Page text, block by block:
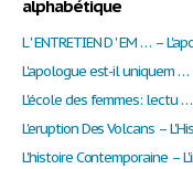
alphabétique
L ' ENTRETIEN D ' EM … –
L'apologue est-il uniquem
L'école des femmes: lectu …
L'eruption Des Volcans –
L'histoire Contemporaine –